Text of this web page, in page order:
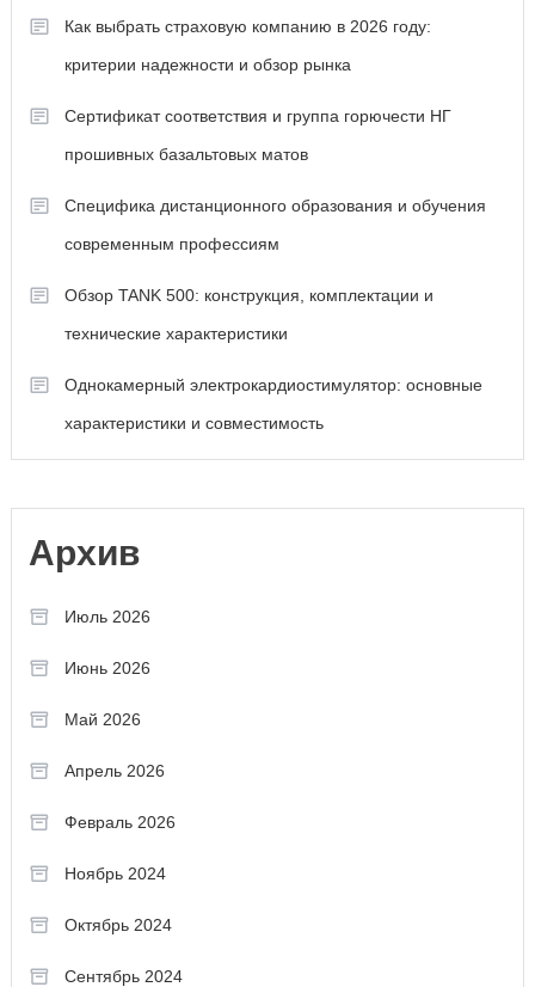
Как выбрать страховую компанию в 2026 году:
критерии надежности и обзор рынка
Сертификат соответствия и группа горючести НГ
прошивных базальтовых матов
Специфика дистанционного образования и обучения
современным профессиям
Обзор TANK 500: конструкция, комплектации и
технические характеристики
Однокамерный электрокардиостимулятор: основные
характеристики и совместимость
Архив
Июль 2026
Июнь 2026
Май 2026
Апрель 2026
Февраль 2026
Ноябрь 2024
Октябрь 2024
Сентябрь 2024